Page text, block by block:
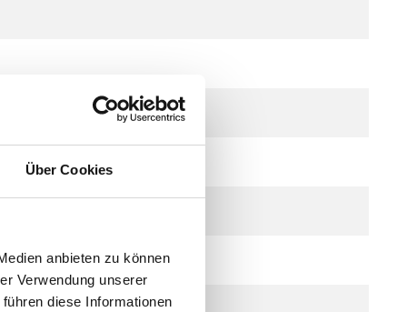
Über Cookies
anbieten zu können
Verwendung unserer
diese Informationen